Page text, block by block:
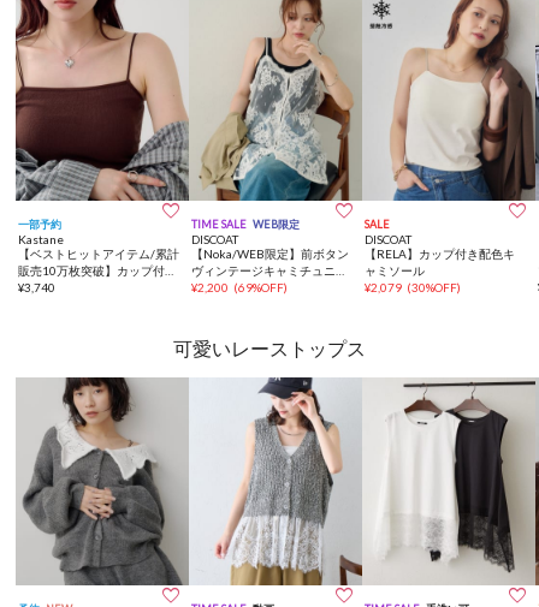
一部予約 
Kastane
【ベストヒットアイテム/累計
販売10万枚突破】カップ付き
クロップドブラキャミ
¥3,740
TIME SALE WEB限定 
DISCOAT
【Noka/WEB限定】前ボタン
ヴィンテージキャミチュニッ
ク
¥2,200 (69%OFF)
SALE 
DISCOAT
【RELA】カップ付き配色キ
ャミソール
¥2,079 (30%OFF)
可愛いレーストップス
  